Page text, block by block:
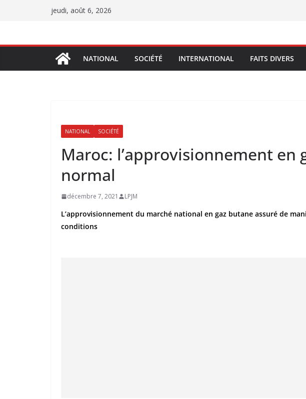
jeudi, août 6, 2026
NATIONAL SOCIÉTÉ INTERNATIONAL FAITS DIVERS
NATIONAL SOCIÉTÉ
Maroc: l’approvisionnement en
normal
décembre 7, 2021 LPJM
L’approvisionnement du marché national en gaz butane assuré de
conditions